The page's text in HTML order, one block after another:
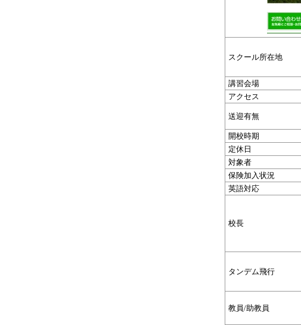
スクール所在地
講習会場
アクセス
送迎有無
開校時期
定休日
対象者
保険加入状況
英語対応
校長
タンデム飛行
教員/助教員